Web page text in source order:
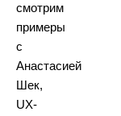
смотрим
примеры
с
Анастасией
Шек,
UX-